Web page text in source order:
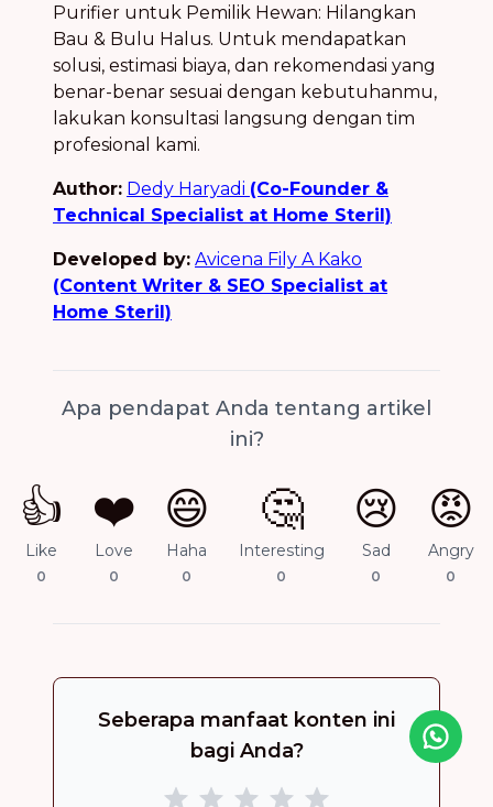
Purifier untuk Pemilik Hewan: Hilangkan
Bau & Bulu Halus. Untuk mendapatkan
solusi, estimasi biaya, dan rekomendasi yang
benar-benar sesuai dengan kebutuhanmu,
lakukan konsultasi langsung dengan tim
profesional kami.
Author: Dedy Haryadi (Co-Founder &
Technical Specialist at Home Steril)
Developed by: Avicena Fily A Kako
(Content Writer & SEO Specialist at
Home Steril)
Apa pendapat Anda tentang artikel
ini?
👍
Like
0
❤️
Love
0
😄
Haha
0
🤔
Interesting
0
😢
Sad
0
😡
Angry
0
Seberapa manfaat konten ini
bagi Anda?
Icon